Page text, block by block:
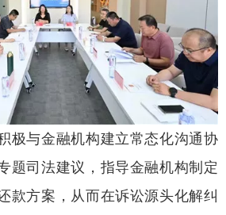
极与金融机构建立常态化沟通协
题司法建议，指导金融机构制定
款方案，从而在诉讼源头化解纠